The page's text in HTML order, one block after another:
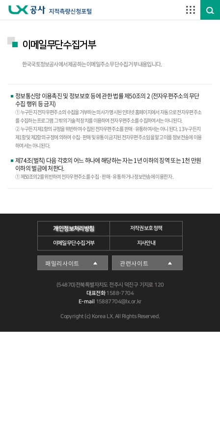
이메일무단수집거부
한국국토정보공사에서 제공하는 이메일주소 무단수집 거부 내용입니다.
정보통신망 이용촉진 및 정보보호 등에 관한 법률 제50조의 2 (전자우편주소의 무단
수집 행위 등 금지)
① 누구든지 전자우편주소의 수집을 거부하는 의사가 명시된 인터넷 홈페이지에서 자동으로 전자우편주소
를 수집하는 프로그램 그 밖의 기술적 장치를 이용하여 전자우편주소를 수집하여서는 아니 된다.
② 누구든지 제1항의 규정을 위반하여 수집된 전자우편주소를 판매·유통하여서는 아니 된다. 1 3 누구든지
제1항 및 제2항의 규정에 의하여 수집·판매 및 유통이 금지된 전자우편주소임을 알고 이를 정보전송에 이용
하여서는 아니 된다.
제74조(벌칙) 다음 각호의 어느 하나에 해당하는 자는 1년 이하의 징역 또는 1천 만원
이하의 벌금에 처한다.
① 제50조의 2를 위반하여 전자우편주소를 수집 ·판매·유통 하거나 정보전송에 이용한 자.
개인정보처리방침 저작권보호정책
이메일무단수집거부 지사안내
(54870)전북특별자치도 전주시 덕진구 기지로 120
대표전화1588-7704
E-mail 15887704@lx.or.kr
Copyright (c) Korea LX. All Rights Reserved.